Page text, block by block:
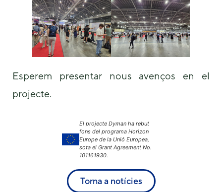
Esperem presentar nous avenços en el
projecte.
El projecte Dyman ha rebut
fons del programa Horizon
Europe de la Unió Europea,
sota el Grant Agreement No.
101161930.
Torna a notícies